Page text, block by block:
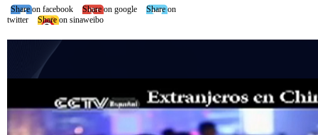
Share on facebook Share on google
Share on
twitter
Share on sinaweibo